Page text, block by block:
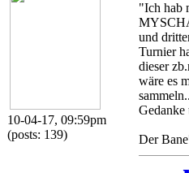
10-04-17, 09:59pm
(posts: 139)
"Ich hab
und
Turnier
dieser
wäre es
Gedanke
Der